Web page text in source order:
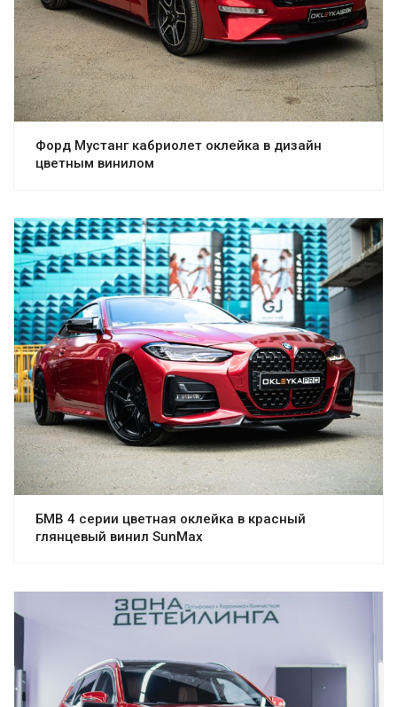
Форд Мустанг кабриолет оклейка в дизайн
цветным винилом
БМВ 4 серии цветная оклейка в красный
глянцевый винил SunMax